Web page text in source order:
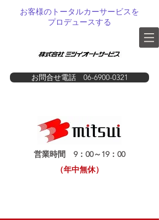
お客様のトータルカーサービスを
プロデュースする
お問合せ電話 06-6900-0321
営業時間 9：00～19：00
（年中無休）